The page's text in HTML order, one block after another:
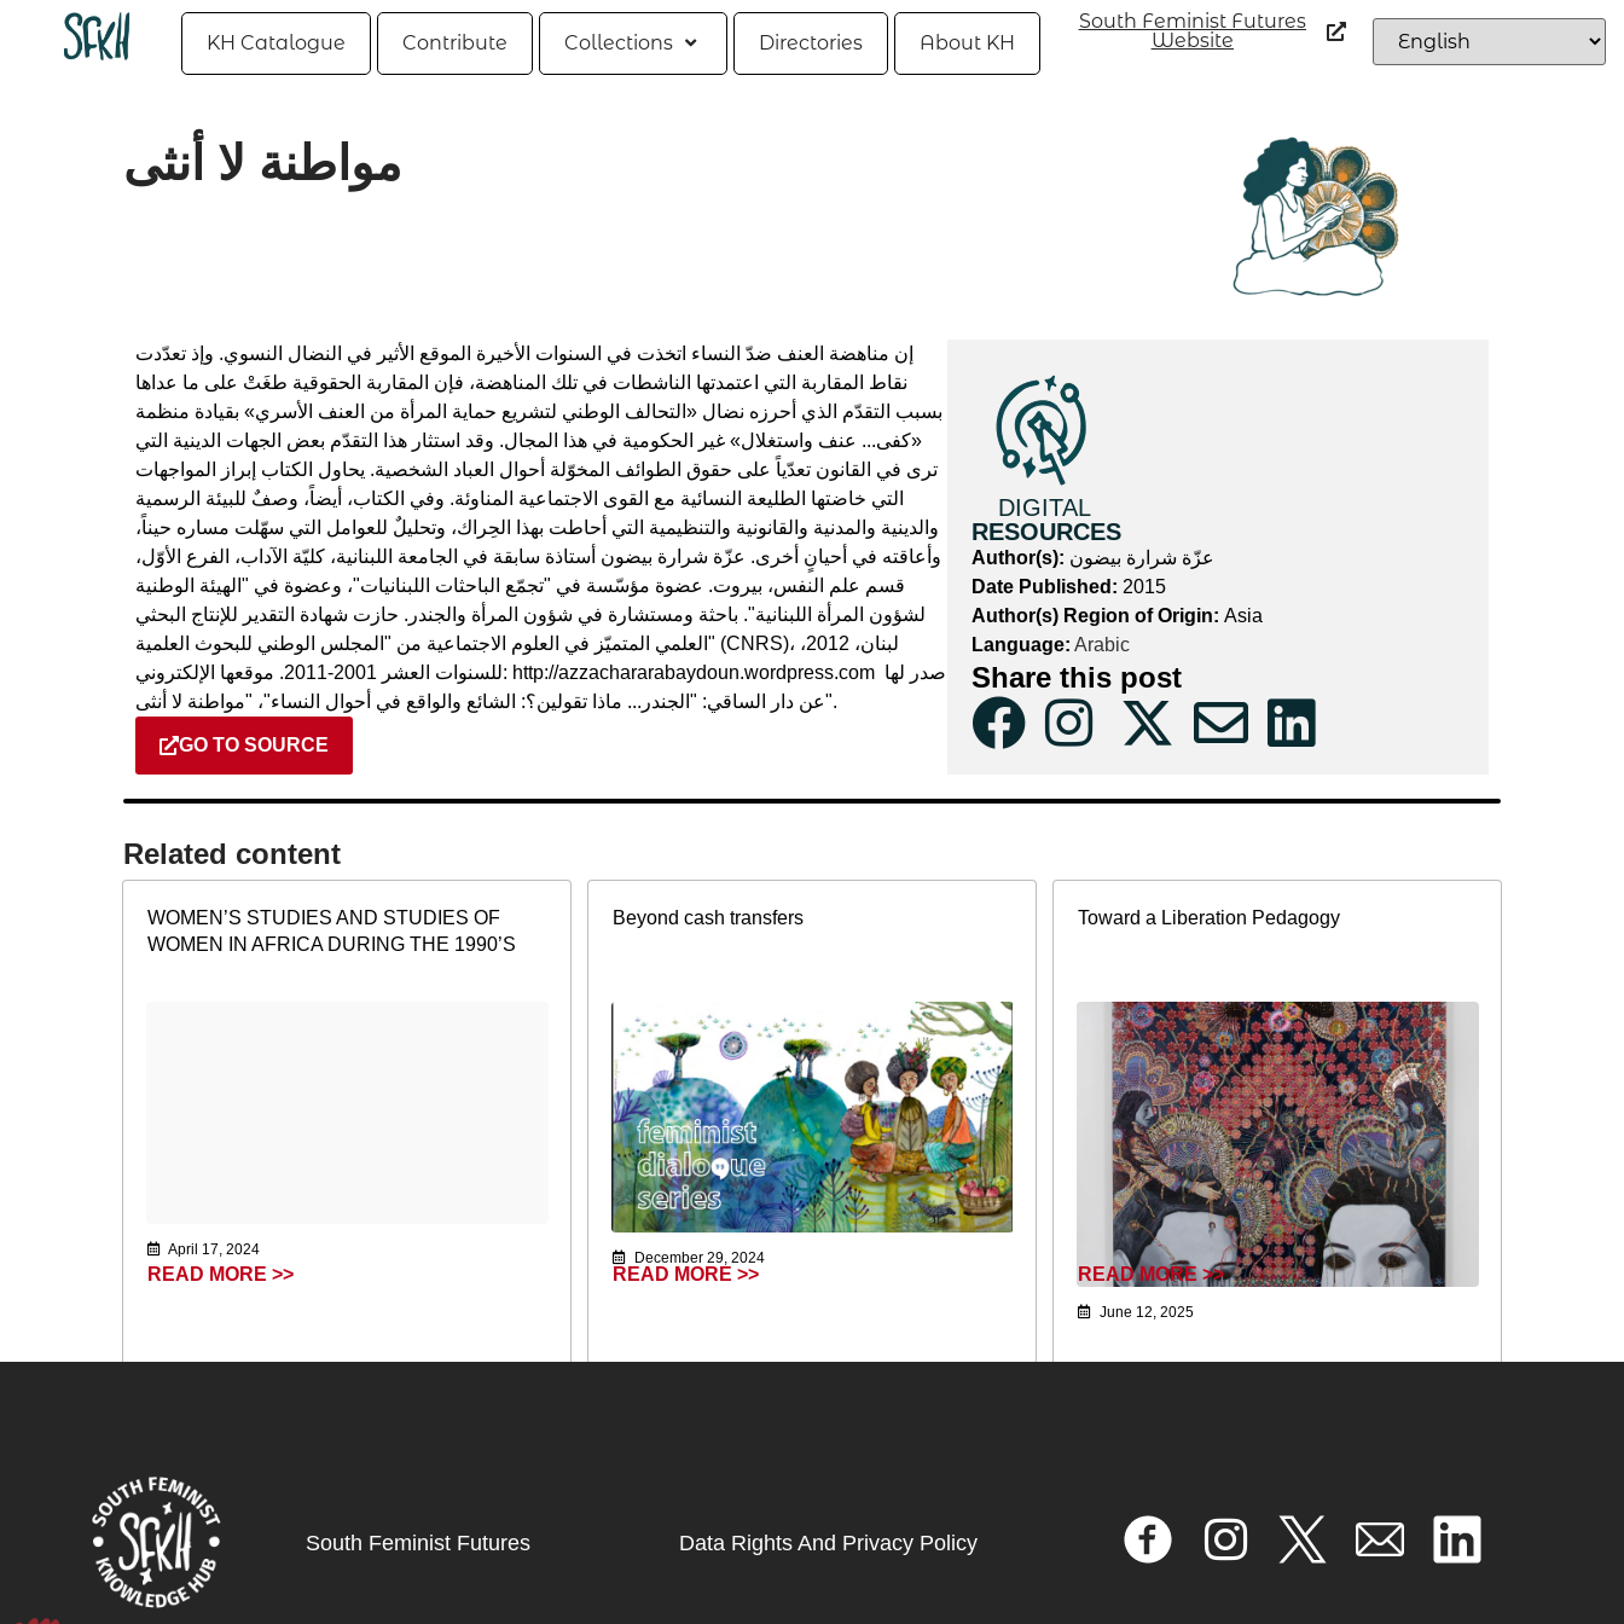
KH Catalogue Contribute Collections Directories About KH
South Feminist Futures
Website
مواطنة لا أنثى
إن مناهضة العنف ضدّ النساء اتخذت في السنوات الأخيرة الموقع الأثير في النضال النسوي. وإذ تعدّدت
نقاط المقاربة التي اعتمدتها الناشطات في تلك المناهضة، فإن المقاربة الحقوقية طغَتْ على ما عداها
بسبب التقدّم الذي أحرزه نضال «التحالف الوطني لتشريع حماية المرأة من العنف الأسري» بقيادة منظمة
«كفى... عنف واستغلال» غير الحكومية في هذا المجال. وقد استثار هذا التقدّم بعض الجهات الدينية التي
ترى في القانون تعدّياً على حقوق الطوائف المخوّلة أحوال العباد الشخصية. يحاول الكتاب إبراز المواجهات
التي خاضتها الطليعة النسائية مع القوى الاجتماعية المناوئة. وفي الكتاب، أيضاً، وصفٌ للبيئة الرسمية
والدينية والمدنية والقانونية والتنظيمية التي أحاطت بهذا الحِراك، وتحليلٌ للعوامل التي سهّلت مساره حيناً،
وأعاقته في أحيانٍ أخرى. عزّة شرارة بيضون أستاذة سابقة في الجامعة اللبنانية، كليّة الآداب، الفرع الأوّل،
قسم علم النفس، بيروت. عضوة مؤسّسة في "تجمّع الباحثات اللبنانيات"، وعضوة في "الهيئة الوطنية
لشؤون المرأة اللبنانية". باحثة ومستشارة في شؤون المرأة والجندر. حازت شهادة التقدير للإنتاج البحثي
العلمي المتميّز في العلوم الاجتماعية من "المجلس الوطني للبحوث العلمية" (CNRS)، لبنان، 2012،
للسنوات العشر 2001-2011. موقعها الإلكتروني: http://azzachararabaydoun.wordpress.com صدر لها
عن دار الساقي: "الجندر... ماذا تقولين؟: الشائع والواقع في أحوال النساء"، "مواطنة لا أنثى".
GO TO SOURCE
DIGITAL
RESOURCES
Author(s):
Date Published: 2015
Author(s) Region of Origin: Asia
Language: Arabic
Share this post
Related content​
WOMEN’S STUDIES AND STUDIES OF
WOMEN IN AFRICA DURING THE 1990’S
April 17, 2024
READ MORE >>
Beyond cash transfers
December 29, 2024
READ MORE >>
Toward a Liberation Pedagogy
June 12, 2025
READ MORE >>
South Feminist Futures Data Rights And Privacy Policy